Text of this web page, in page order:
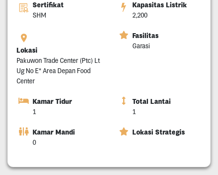
Sertifikat
SHM
Kapasitas Listrik
2,200
Lokasi
Pakuwon Trade Center (Ptc) Lt
Ug No E* Area Depan Food
Center
Fasilitas
Garasi
Kamar Tidur
1
Total Lantai
1
Kamar Mandi
0
Lokasi Strategis